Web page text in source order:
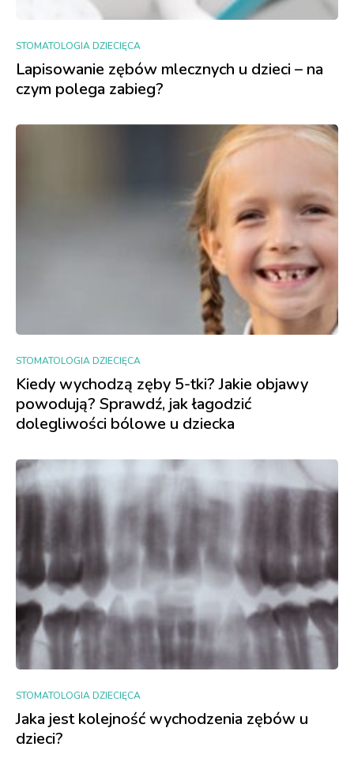
STOMATOLOGIA DZIECIĘCA
Lapisowanie zębów mlecznych u dzieci – na
czym polega zabieg?
STOMATOLOGIA DZIECIĘCA
Kiedy wychodzą zęby 5-tki? Jakie objawy
powodują? Sprawdź, jak łagodzić
dolegliwości bólowe u dziecka
STOMATOLOGIA DZIECIĘCA
Jaka jest kolejność wychodzenia zębów u
dzieci?